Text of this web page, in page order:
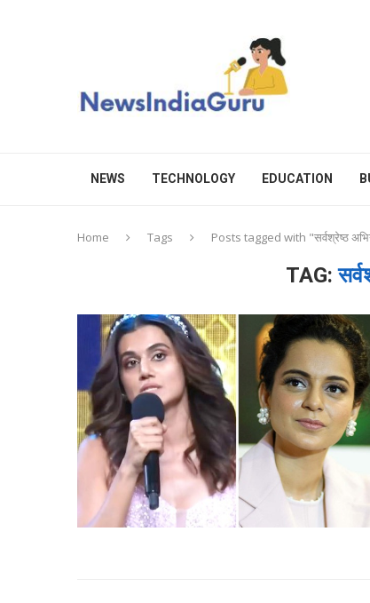
NEWS TECHNOLOGY EDUCATION
Home Tags Posts tagged with "सर्वश्रेष्ठ
TAG: